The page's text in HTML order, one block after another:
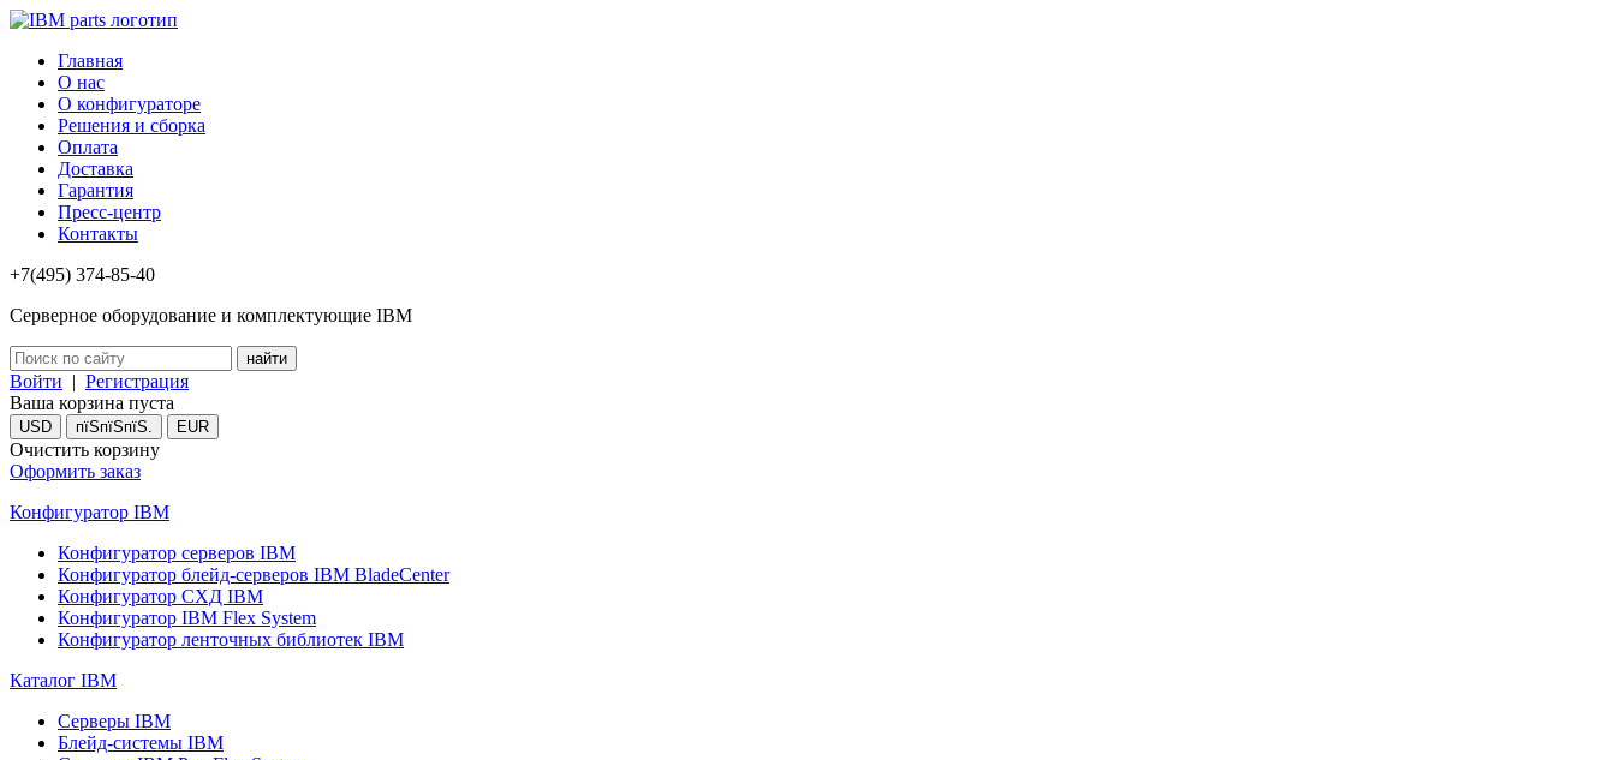
Главная
О нас
О конфигураторе
Решения и сборка
Оплата
Доставка
Гарантия
Пресс-центр
Контакты
+7(495) 374-85-40
Серверное оборудование и комплектующие IBM
Войти | Регистрация
Ваша корзина пуста
USD пїЅпїЅпїЅ. EUR
Очистить корзину
Оформить заказ
Конфигуратор IBM
Конфигуратор серверов IBM
Конфигуратор блейд-серверов IBM BladeCenter
Конфигуратор СХД IBM
Конфигуратор IBM Flex System
Конфигуратор ленточных библиотек IBM
Каталог IBM
Серверы IBM
Блейд-системы IBM